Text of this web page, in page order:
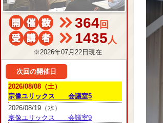
364回
1435人
※2026年07月22日現在
次回の開催日
2026/08/08（土）
宗像ユリックス 会議室5
2026/08/19（水）
宗像ユリックス 会議室9